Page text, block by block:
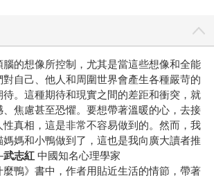
的想像所控制，尤其是當這些想像和全能
對自己、他人和周圍世界會產生各種嚴苛的
。這種期待和現實之間的差距和衝突，就
焦慮甚至恐懼。要想帶著溫暖的心，去接
真相，這是非常不容易做到的。然而，我
媽和小鴨做到了，這也是我向廣大讀者推
武志紅 中國知名心理學家
鴨》書中，作者用貼近生活的情節，帶著